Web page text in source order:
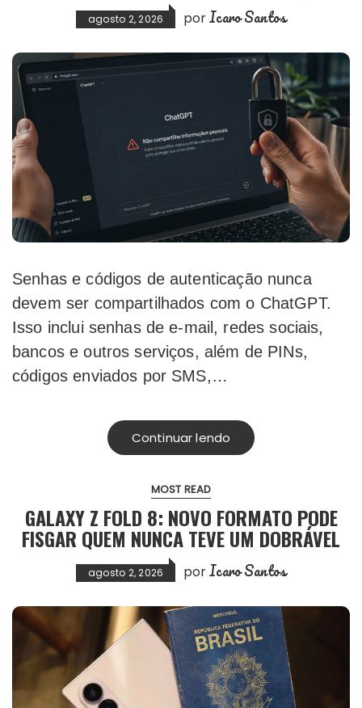
agosto 2, 2026 porIcaro Santos
Senhas e códigos de autenticação nunca
devem ser compartilhados com o ChatGPT.
Isso inclui senhas de e-mail, redes sociais,
bancos e outros serviços, além de PINs,
códigos enviados por SMS,…
Continuar lendo
MOST READ
GALAXY Z FOLD 8: NOVO FORMATO PODE
FISGAR QUEM NUNCA TEVE UM DOBRÁVEL
agosto 2, 2026 porIcaro Santos